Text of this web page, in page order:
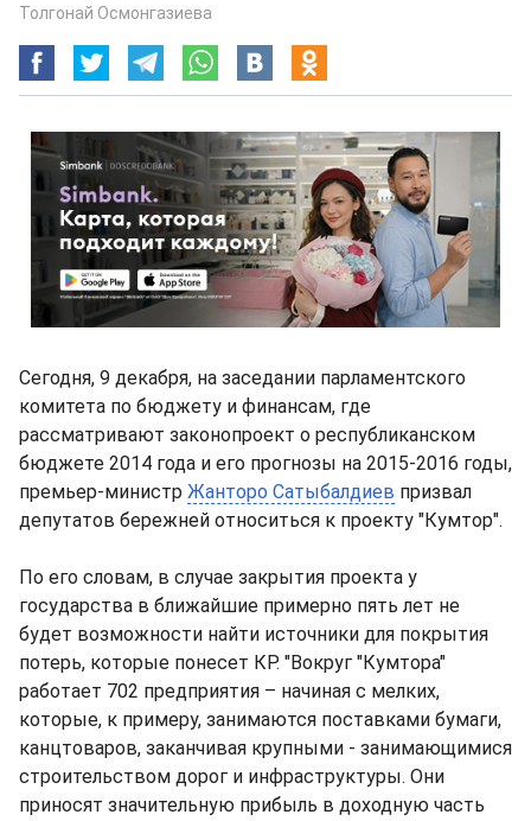
Толгонай Осмонгазиева
Сегодня, 9 декабря, на заседании парламентского
комитета по бюджету и финансам, где
рассматривают законопроект о республиканском
бюджете 2014 года и его прогнозы на 2015-2016 годы,
премьер-министр Жанторо Сатыбалдиев призвал
депутатов бережней относиться к проекту "Кумтор".
По его словам, в случае закрытия проекта у
государства в ближайшие примерно пять лет не
будет возможности найти источники для покрытия
потерь, которые понесет КР. "Вокруг "Кумтора"
работает 702 предприятия – начиная с мелких,
которые, к примеру, занимаются поставками бумаги,
канцтоваров, заканчивая крупными - занимающимися
строительством дорог и инфраструктуры. Они
приносят значительную прибыль в доходную часть